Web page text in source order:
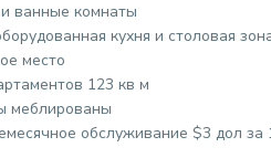
ванные комнаты
кухня и столовая
место
123 кв м
меблированы
обслуживание $3 дол за